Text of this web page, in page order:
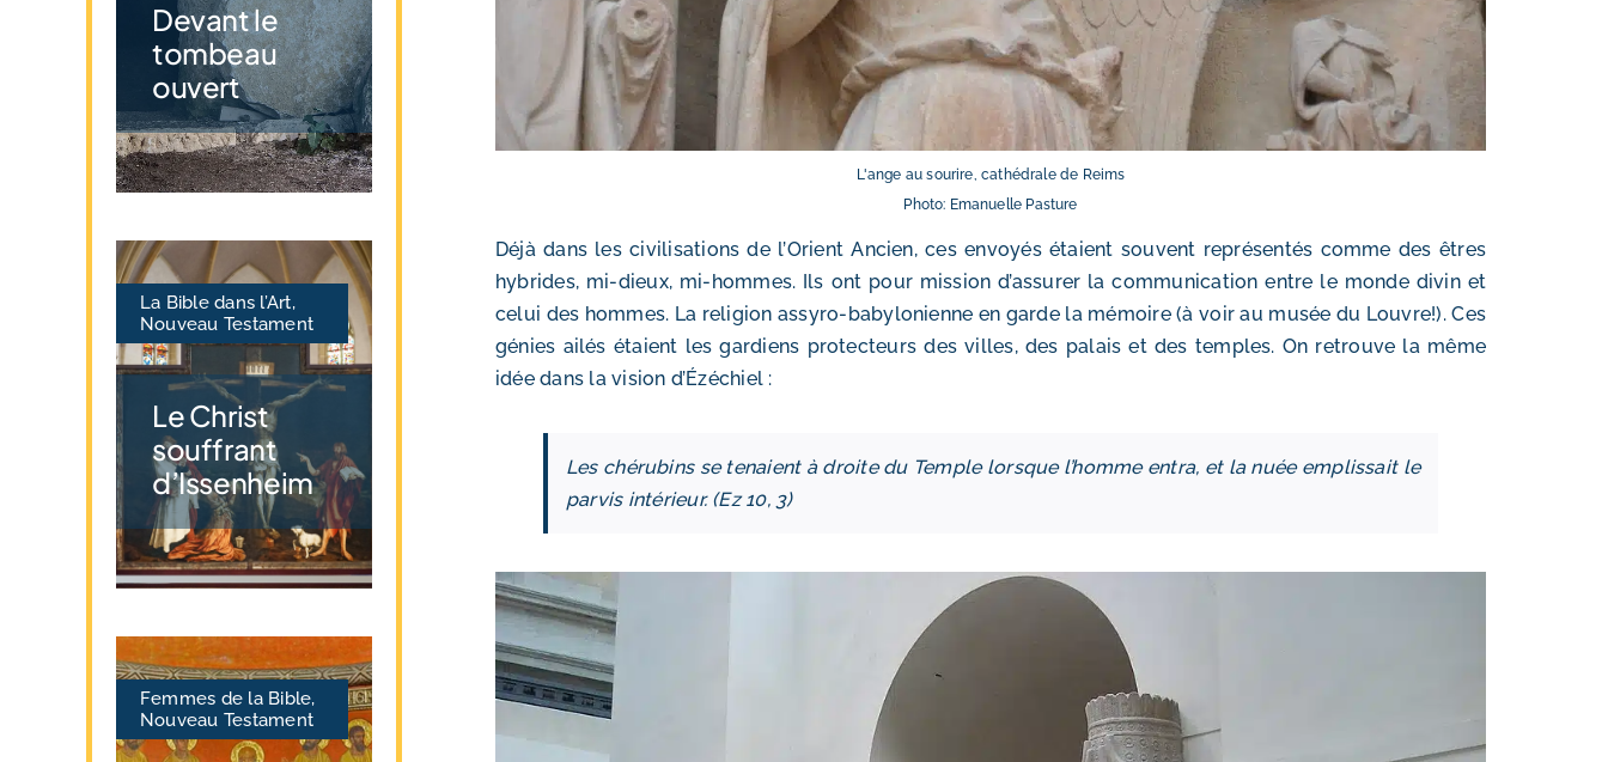
Devant le
tombeau
ouvert
La Bible dans l’Art,
Nouveau Testament
Le Christ
souffrant
d’Issenheim
Femmes de la Bible,
Nouveau Testament
L'ange au sourire, cathédrale de Reims
Photo: Emanuelle Pasture
Déjà dans les civilisations de l’Orient Ancien, ces envoyés étaient souvent représentés comme des êtres
hybrides, mi-dieux, mi-hommes. Ils ont pour mission d’assurer la communication entre le monde divin et
celui des hommes. La religion assyro-babylonienne en garde la mémoire (à voir au musée du Louvre!). Ces
génies ailés étaient les gardiens protecteurs des villes, des palais et des temples. On retrouve la même
idée dans la vision d’Ézéchiel :
Les chérubins se tenaient à droite du Temple lorsque l’homme entra, et la nuée emplissait le
parvis intérieur. (Ez 10, 3)